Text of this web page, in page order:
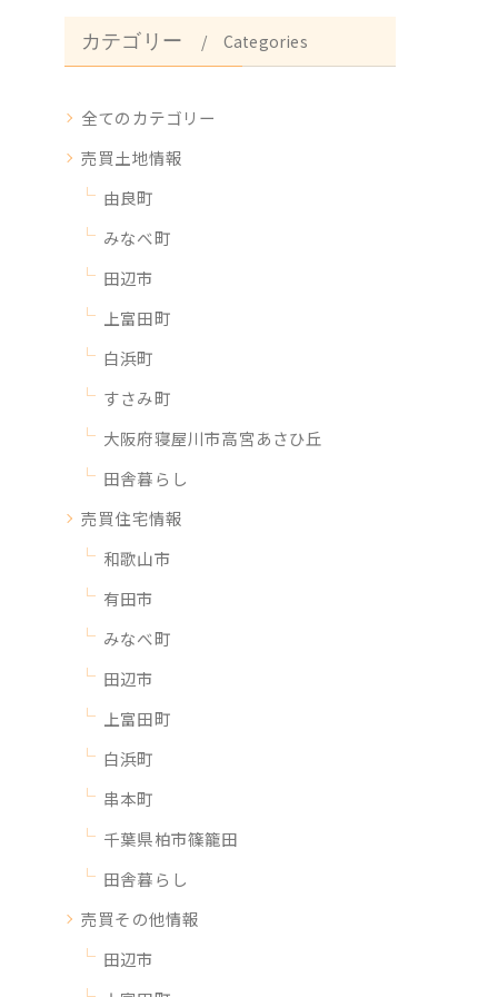
カテゴリー Categories
全てのカテゴリー
売買土地情報
由良町
みなべ町
田辺市
上富田町
白浜町
すさみ町
大阪府寝屋川市高宮あさひ丘
田舎暮らし
売買住宅情報
和歌山市
有田市
みなべ町
田辺市
上富田町
白浜町
串本町
千葉県柏市篠籠田
田舎暮らし
売買その他情報
田辺市